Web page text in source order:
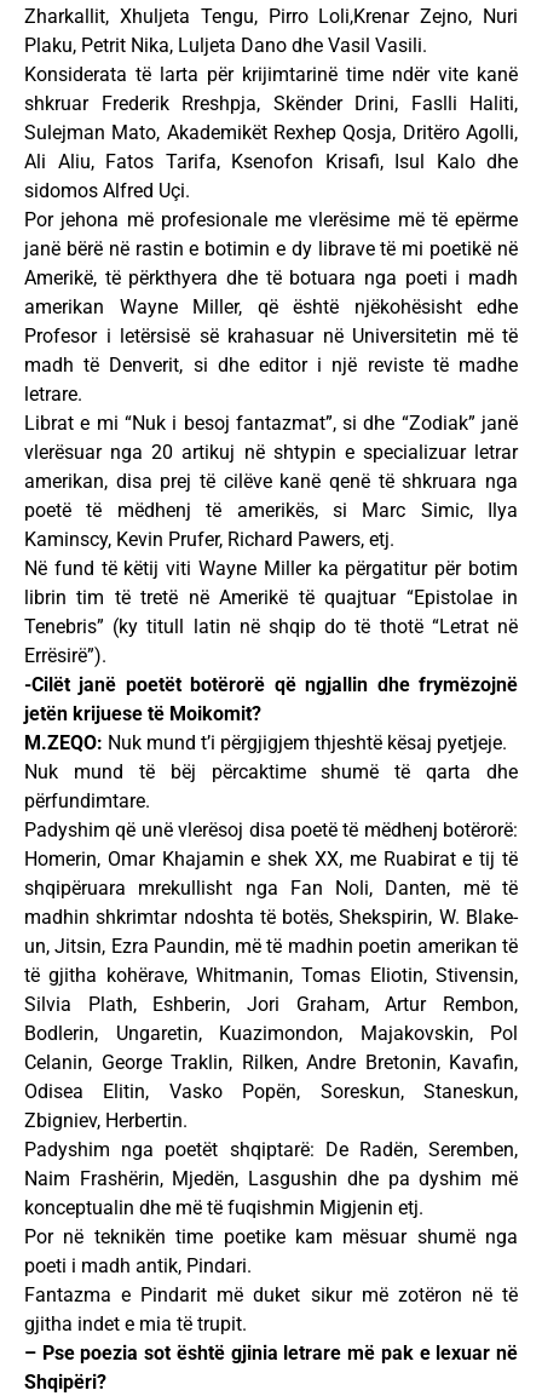
Zharkallit, Xhuljeta Tengu, Pirro Loli,Krenar Zejno, Nuri
Plaku, Petrit Nika, Luljeta Dano dhe Vasil Vasili.
Konsiderata të larta për krijimtarinë time ndër vite kanë
shkruar Frederik Rreshpja, Skënder Drini, Faslli Haliti,
Sulejman Mato, Akademikët Rexhep Qosja, Dritëro Agolli,
Ali Aliu, Fatos Tarifa, Ksenofon Krisafi, Isul Kalo dhe
sidomos Alfred Uçi.
Por jehona më profesionale me vlerësime më të epërme
janë bërë në rastin e botimin e dy librave të mi poetikë në
Amerikë, të përkthyera dhe të botuara nga poeti i madh
amerikan Wayne Miller, që është njëkohësisht edhe
Profesor i letërsisë së krahasuar në Universitetin më të
madh të Denverit, si dhe editor i një reviste të madhe
letrare.
Librat e mi “Nuk i besoj fantazmat”, si dhe “Zodiak” janë
vlerësuar nga 20 artikuj në shtypin e specializuar letrar
amerikan, disa prej të cilëve kanë qenë të shkruara nga
poetë të mëdhenj të amerikës, si Marc Simic, Ilya
Kaminscy, Kevin Prufer, Richard Pawers, etj.
Në fund të këtij viti Wayne Miller ka përgatitur për botim
librin tim të tretë në Amerikë të quajtuar “Epistolae in
Tenebris” (ky titull latin në shqip do të thotë “Letrat në
Errësirë”).
-Cilët janë poetët botërorë që ngjallin dhe frymëzojnë
jetën krijuese të Moikomit?
M.ZEQO: Nuk mund t’i përgjigjem thjeshtë kësaj pyetjeje.
Nuk mund të bëj përcaktime shumë të qarta dhe
përfundimtare.
Padyshim që unë vlerësoj disa poetë të mëdhenj botërorë:
Homerin, Omar Khajamin e shek XX, me Ruabirat e tij të
shqipëruara mrekullisht nga Fan Noli, Danten, më të
madhin shkrimtar ndoshta të botës, Shekspirin, W. Blake-
un, Jitsin, Ezra Paundin, më të madhin poetin amerikan të
të gjitha kohërave, Whitmanin, Tomas Eliotin, Stivensin,
Silvia Plath, Eshberin, Jori Graham, Artur Rembon,
Bodlerin, Ungaretin, Kuazimondon, Majakovskin, Pol
Celanin, George Traklin, Rilken, Andre Bretonin, Kavafin,
Odisea Elitin, Vasko Popën, Soreskun, Staneskun,
Zbigniev, Herbertin.
Padyshim nga poetët shqiptarë: De Radën, Seremben,
Naim Frashërin, Mjedën, Lasgushin dhe pa dyshim më
konceptualin dhe më të fuqishmin Migjenin etj.
Por në teknikën time poetike kam mësuar shumë nga
poeti i madh antik, Pindari.
Fantazma e Pindarit më duket sikur më zotëron në të
gjitha indet e mia të trupit.
– Pse poezia sot është gjinia letrare më pak e lexuar në
Shqipëri?